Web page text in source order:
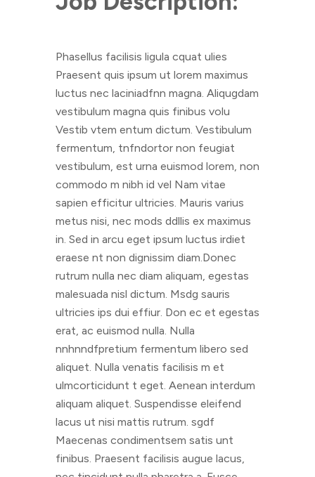
Phasellus facilisis ligula cquat ulies
Praesent quis ipsum ut lorem maximus
luctus nec laciniadfnn magna. Aliqugdam
vestibulum magna quis finibus volu
Vestib vtem entum dictum. Vestibulum
fermentum, tnfndortor non feugiat
vestibulum, est urna euismod lorem, non
commodo m nibh id vel Nam vitae
sapien efficitur ultricies. Mauris varius
metus nisi, nec mods ddllis ex maximus
in. Sed in arcu eget ipsum luctus irdiet
eraese nt non dignissim diam.Donec
rutrum nulla nec diam aliquam, egestas
malesuada nisl dictum. Msdg sauris
ultricies ips dui effiur. Don ec et egestas
erat, ac euismod nulla. Nulla
nnhnndfpretium fermentum libero sed
aliquet. Nulla venatis facilisis m et
ulmcorticidunt t eget. Aenean interdum
aliquam aliquet. Suspendisse eleifend
lacus ut nisi mattis rutrum. sgdf
Maecenas condimentsem satis unt
finibus. Praesent facilisis augue lacus,